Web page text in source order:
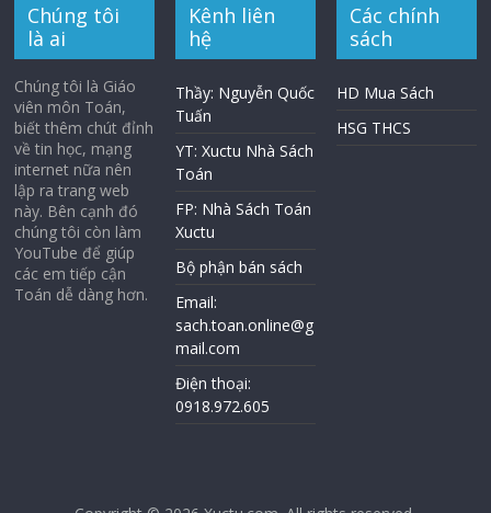
Chúng tôi
là ai
Chúng tôi là Giáo
viên môn Toán,
biết thêm chút đỉnh
về tin học, mạng
internet nữa nên
lập ra trang web
này. Bên cạnh đó
chúng tôi còn làm
YouTube để giúp
các em tiếp cận
Toán dễ dàng hơn.
Kênh liên
hệ
Thầy: Nguyễn Quốc
Tuấn
YT: Xuctu Nhà Sách
Toán
FP: Nhà Sách Toán
Xuctu
Bộ phận bán sách
Email:
sach.toan.online@g
mail.com
Điện thoại:
0918.972.605
Các chính
sách
HD Mua Sách
HSG THCS